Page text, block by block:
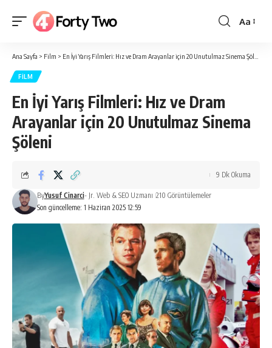
Yazı
Aa
Ana Sayfa > Film > En İyi Yarış Filmleri: Hız ve Dram Arayanlar için 20 Unutulmaz Sinema Şöleni
FILM
En İyi Yarış Filmleri: Hız ve Dram
Arayanlar için 20 Unutulmaz Sinema
Şöleni
Son güncelleme: 1 Haziran 2025 12:59
ByYusuf Cinarci- Jr. Web & SEO Uzmanı 210 Görüntülemeler
9 Dk Okuma